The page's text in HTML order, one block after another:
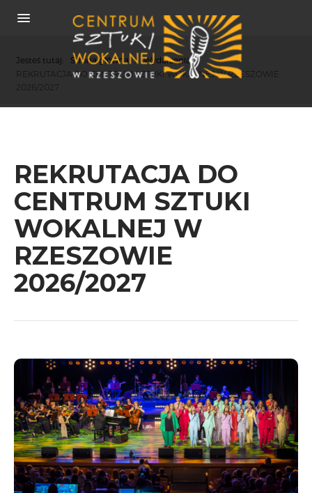
OSIĄGNIĘCIA
KONCERTY
PRASA
POLITYKA COOKIES
RODO
REKRUTACJA
WYDARZENIA
PŁYTY CD
MULTIMEDIA
MUZYKA
VIDEO
GALERIA
WARSZTATY
Jesteś tutaj: Strona główna / Wydarzenia /
REKRUTACJA DO CENTRUM SZTUKI WOKALNEJ W RZESZOWIE
2026/2027
REKRUTACJA DO
CENTRUM SZTUKI
WOKALNEJ W
RZESZOWIE
2026/2027